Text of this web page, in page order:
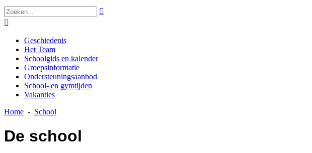


Geschiedenis
Het Team
Schoolgids en kalender
Groepsinformatie
Ondersteuningsaanbod
School- en gymtijden
Vakanties
Home - School
De school